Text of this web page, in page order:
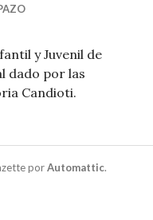
y Juvenil de
dado por las
Candioti.
porAutomattic.